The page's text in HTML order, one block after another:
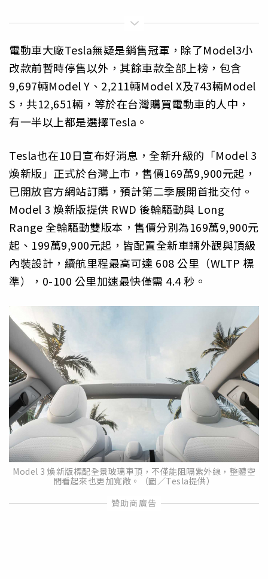
電動車大廠Tesla無疑是銷售冠軍，除了Model3小
改款前暫時停售以外，其餘車款全部上榜，包含
9,697輛Model Y、2,211輛Model X及743輛Model
S，共12,651輛，等於在台灣購買電動車的人中，
有一半以上都是選擇Tesla。
Tesla也在10日宣布好消息，全新升級的「Model 3
煥新版」正式於台灣上市，售價169萬9,900元起，
已開放官方網站訂購，預計第二季展開首批交付。
Model 3 煥新版提供 RWD 後輪驅動與 Long
Range 全輪驅動雙版本，售價分別為169萬9,900元
起、199萬9,900元起，皆配置全新車輛外觀與頂級
內裝設計，續航里程最高可達 608 公里（WLTP 標
準），0-100 公里加速最快僅需 4.4 秒。
Model 3 煥新版標配全景玻璃車頂，不僅能阻隔紫外線，整體空
間看起來也更加寬敞。（圖／Tesla提供）